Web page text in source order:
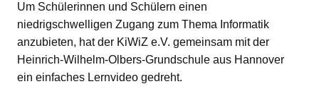
Um Schülerinnen und Schülern einen
niedrigschwelligen Zugang zum Thema Informatik
anzubieten, hat der KiWiZ e.V. gemeinsam mit der
Heinrich-Wilhelm-Olbers-Grundschule aus Hannover
ein einfaches Lernvideo gedreht.